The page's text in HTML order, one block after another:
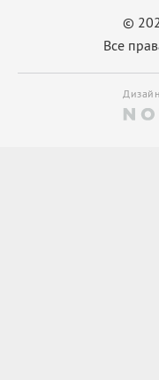
©
Все